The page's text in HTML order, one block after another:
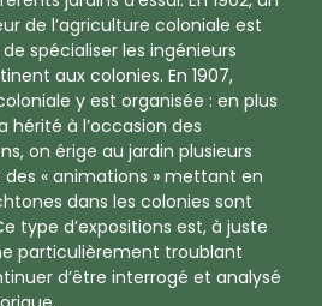
de l’agriculture coloniale est
spécialiser les ingénieurs
aux colonies. En 1907,
y est organisée : en plus
à l’occasion des
on érige au jardin plusieurs
« animations » mettant en
dans les colonies sont
type d’expositions est, à juste
particulièrement troublant
d’être interrogé et analysé